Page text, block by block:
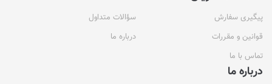
پیگیری سفارش
سؤالات متداول
قوانین و مقررات
درباره ما
تماس با ما
درباره ما